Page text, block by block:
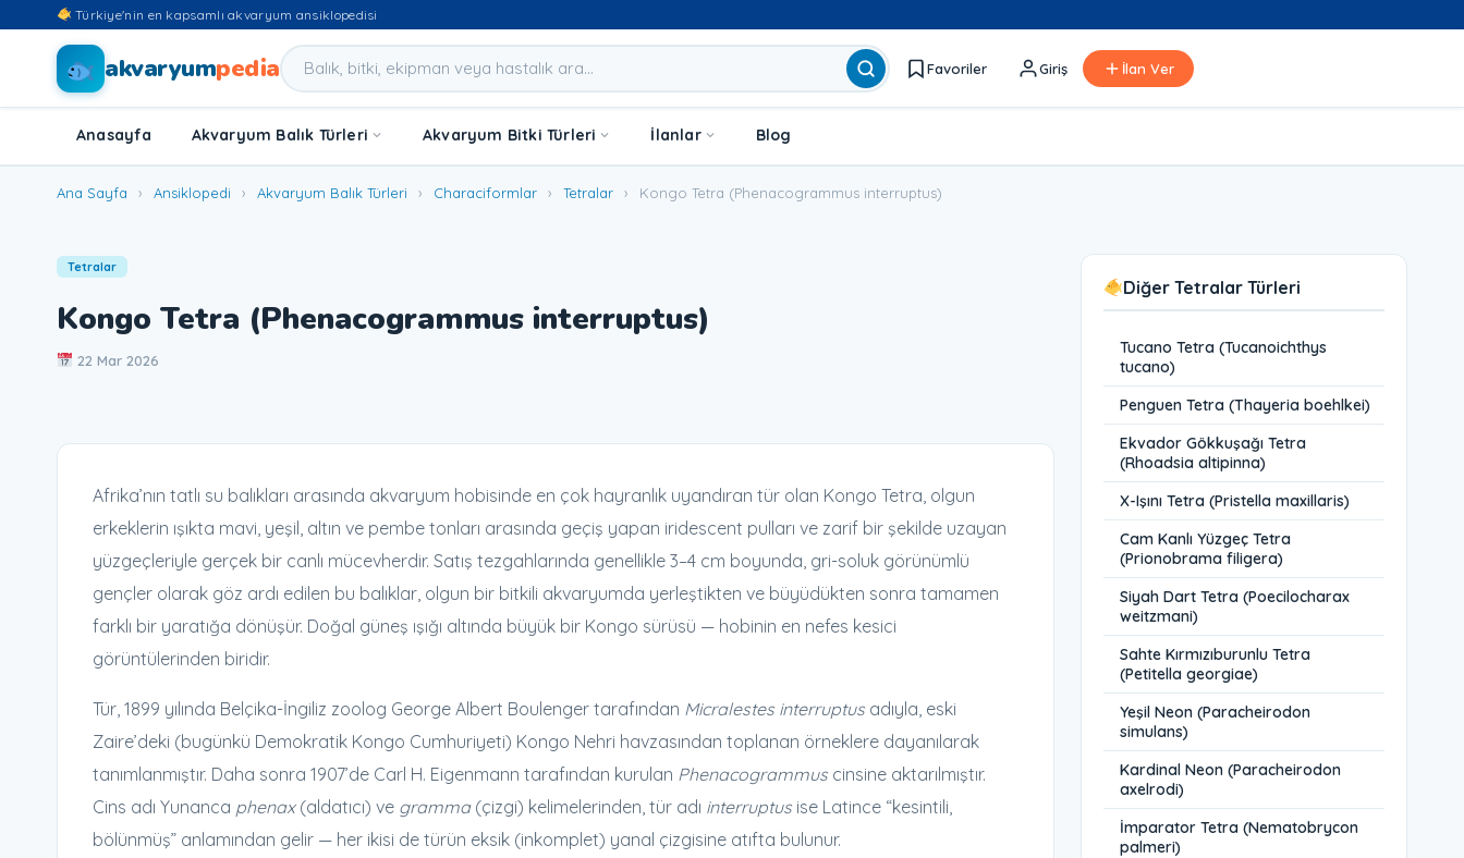
Türkiye'nin en kapsamlı akvaryum ansiklopedisi
akvaryumpedia Favoriler Giriş İlan Ver
Anasayfa Akvaryum Balık Türleri Akvaryum Bitki Türleri İlanlar Blog
Ana Sayfa › Ansiklopedi › Akvaryum Balık Türleri › Characiformlar › Tetralar › Kongo Tetra (Phenacogrammus interruptus)
Tetralar
Kongo Tetra (Phenacogrammus interruptus)
22 Mar 2026
Afrika’nın tatlı su balıkları arasında akvaryum hobisinde en çok hayranlık uyandıran tür olan Kongo Tetra, olgun
erkeklerin ışıkta mavi, yeşil, altın ve pembe tonları arasında geçiş yapan iridescent pulları ve zarif bir şekilde uzayan
yüzgeçleriyle gerçek bir canlı mücevherdir. Satış tezgahlarında genellikle 3–4 cm boyunda, gri-soluk görünümlü
gençler olarak göz ardı edilen bu balıklar, olgun bir bitkili akvaryumda yerleştikten ve büyüdükten sonra tamamen
farklı bir yaratığa dönüşür. Doğal güneş ışığı altında büyük bir Kongo sürüsü — hobinin en nefes kesici
görüntülerinden biridir.
Tür, 1899 yılında Belçika-İngiliz zoolog George Albert Boulenger tarafından Micralestes interruptus adıyla, eski
Zaire’deki (bugünkü Demokratik Kongo Cumhuriyeti) Kongo Nehri havzasından toplanan örneklere dayanılarak
tanımlanmıştır. Daha sonra 1907’de Carl H. Eigenmann tarafından kurulan Phenacogrammus cinsine aktarılmıştır.
Cins adı Yunanca phenax(aldatıcı) ve gramma(çizgi) kelimelerinden, tür adı interruptus ise Latince “kesintili,
bölünmüş” anlamından gelir — her ikisi de türün eksik (inkomplet) yanal çizgisine atıfta bulunur.
Diğer Tetralar Türleri
Tucano Tetra (Tucanoichthys
tucano)
Penguen Tetra (Thayeria boehlkei)
Ekvador Gökkuşağı Tetra
(Rhoadsia altipinna)
X-Işını Tetra (Pristella maxillaris)
Cam Kanlı Yüzgeç Tetra
(Prionobrama filigera)
Siyah Dart Tetra (Poecilocharax
weitzmani)
Sahte Kırmızıburunlu Tetra
(Petitella georgiae)
Yeşil Neon (Paracheirodon
simulans)
Kardinal Neon (Paracheirodon
axelrodi)
İmparator Tetra (Nematobrycon
palmeri)